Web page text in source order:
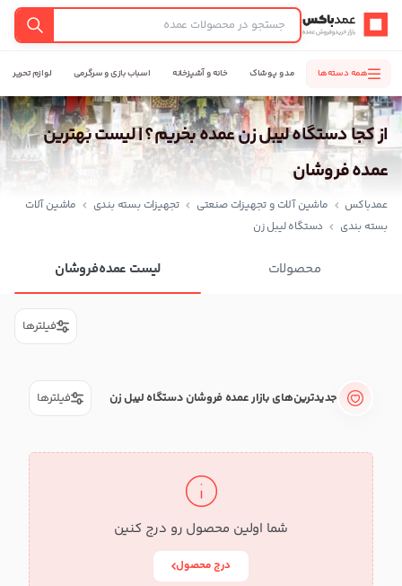
عمدباکس — بازگشت به صفحه اصلی
جستجو
همه دسته‌ها مد و پوشاک خانه و آشپزخانه اسباب بازی و سرگرمی لوازم تحریر
از کجا دستگاه لیبل زن عمده بخریم؟ | لیست بهترین
عمده فروشان
عمدباکس ماشین آلات و تجهیزات صنعتی تجهیزات بسته بندی
ماشین آلات
بسته بندی
دستگاه لیبل زن
محصولات لیست عمده‌فروشان
فیلترها
جدیدترین‌های بازار عمده فروشان دستگاه لیبل زن فیلترها
شما اولین محصول رو درج کنین
درج محصول